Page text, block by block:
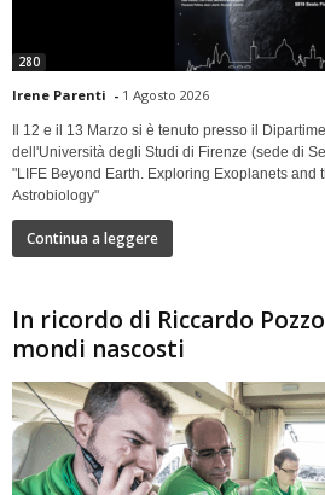
280
Irene Parenti - 1 Agosto 2026
Il 12 e il 13 Marzo si è tenuto presso il
dell'Università degli Studi di Firenze (sede di
"LIFE Beyond Earth. Exploring Exoplanets and
Astrobiology"
Continua a leggere
In ricordo di Riccardo
mondi nascosti